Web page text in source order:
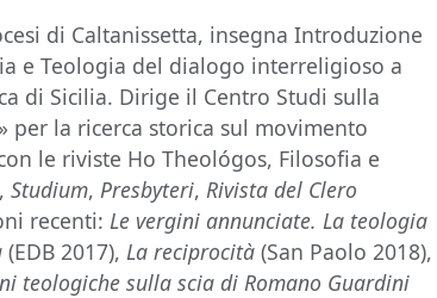
di Caltanissetta, insegna Introduzione
e Teologia del dialogo interreligioso a
di Sicilia. Dirige il Centro Studi sulla
per la ricerca storica sul movimento
le riviste Ho Theológos, Filosofia e
Studium,Presbyteri,Rivista del Clero
recenti:Le vergini annunciate. La teologia
(EDB 2017),La reciprocità (San Paolo 2018),
teologiche sulla scia di Romano Guardini